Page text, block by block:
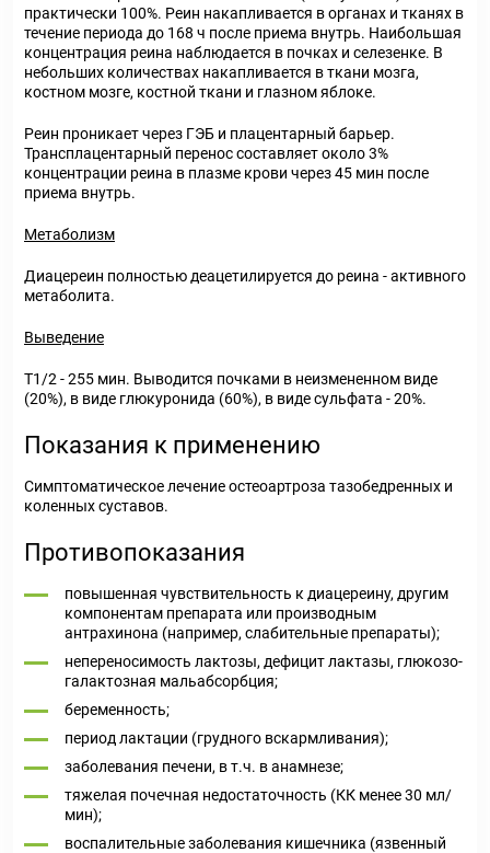
практически 100%. Реин накапливается в органах и тканях в
течение периода до 168 ч после приема внутрь. Наибольшая
концентрация реина наблюдается в почках и селезенке. В
небольших количествах накапливается в ткани мозга,
костном мозге, костной ткани и глазном яблоке.
Реин проникает через ГЭБ и плацентарный барьер.
Трансплацентарный перенос составляет около 3%
концентрации реина в плазме крови через 45 мин после
приема внутрь.
Метаболизм
Диацереин полностью деацетилируется до реина - активного
метаболита.
Выведение
Т1/2 - 255 мин. Выводится почками в неизмененном виде
(20%), в виде глюкуронида (60%), в виде сульфата - 20%.
Показания к применению
Симптоматическое лечение остеоартроза тазобедренных и
коленных суставов.
Противопоказания
повышенная чувствительность к диацереину, другим
компонентам препарата или производным
антрахинона (например, слабительные препараты);
непереносимость лактозы, дефицит лактазы, глюкозо-
галактозная мальабсорбция;
беременность;
период лактации (грудного вскармливания);
заболевания печени, в т.ч. в анамнезе;
тяжелая почечная недостаточность (КК менее 30 мл/
мин);
воспалительные заболевания кишечника (язвенный